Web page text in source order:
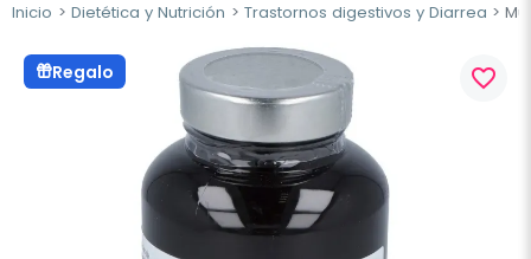
Inicio Dietética y Nutrición Trastornos digestivos y Diarrea
Regalo favorite_border